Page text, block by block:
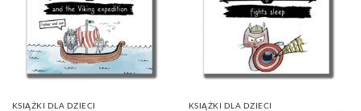
KSIĄŻKI DLA DZIECI KSIĄŻKI DLA DZIECI